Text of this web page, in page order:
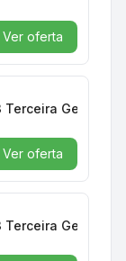
Ver oferta
Geração
Ver oferta
Geração